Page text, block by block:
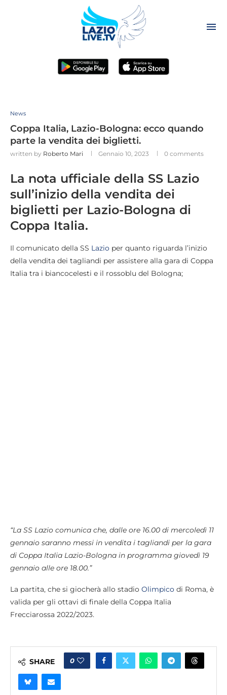
News
Coppa Italia, Lazio-Bologna: ecco quando
parte la vendita dei biglietti.
written by Roberto Mari Gennaio 10, 2023 0 comments
La nota ufficiale della SS Lazio
sull’inizio della vendita dei
biglietti per Lazio-Bologna di
Coppa Italia.
Il comunicato della SS Lazio per quanto riguarda l’inizio
della vendita dei tagliandi per assistere alla gara di Coppa
Italia tra i biancocelesti e il rossoblu del Bologna;
“La SS Lazio comunica che, dalle ore 16.00 di mercoledì 11
gennaio saranno messi in vendita i tagliandi per la gara
di Coppa Italia Lazio-Bologna in programma giovedì 19
gennaio alle ore 18.00.”
La partita, che si giocherà allo stadio Olimpico di Roma, è
valida per gli ottavi di finale della Coppa Italia
Frecciarossa 2022/2023.
SHARE 0